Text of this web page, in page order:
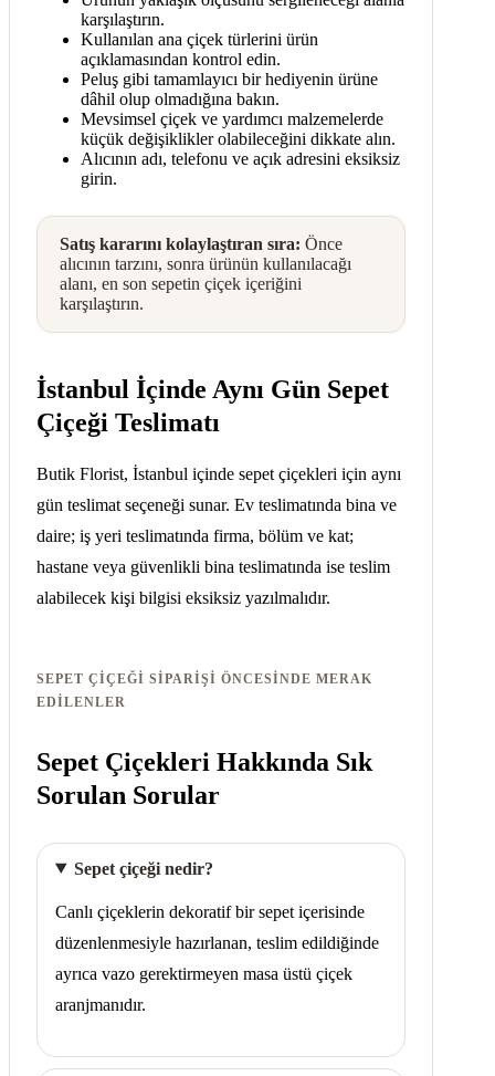
karşılaştırın.
Kullanılan ana çiçek türlerini ürün
açıklamasından kontrol edin.
Peluş gibi tamamlayıcı bir hediyenin ürüne
dâhil olup olmadığına bakın.
Mevsimsel çiçek ve yardımcı malzemelerde
küçük değişiklikler olabileceğini dikkate alın.
Alıcının adı, telefonu ve açık adresini eksiksiz
girin.
Satış kararını kolaylaştıran sıra: Önce
alıcının tarzını, sonra ürünün kullanılacağı
alanı, en son sepetin çiçek içeriğini
karşılaştırın.
İstanbul İçinde Aynı Gün Sepet
Çiçeği Teslimatı
Butik Florist, İstanbul içinde sepet çiçekleri için aynı
gün teslimat seçeneği sunar. Ev teslimatında bina ve
daire; iş yeri teslimatında firma, bölüm ve kat;
hastane veya güvenlikli bina teslimatında ise teslim
alabilecek kişi bilgisi eksiksiz yazılmalıdır.
SEPET ÇIÇEĞI SIPARIŞI ÖNCESINDE MERAK
EDILENLER
Sepet Çiçekleri Hakkında Sık
Sorulan Sorular
Sepet çiçeği nedir?
Canlı çiçeklerin dekoratif bir sepet içerisinde
düzenlenmesiyle hazırlanan, teslim edildiğinde
ayrıca vazo gerektirmeyen masa üstü çiçek
aranjmanıdır.